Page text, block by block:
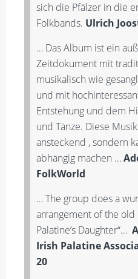
sich die Pfälzer in die
Folkbands. Ulrich
… Das Album ist ein
Zeitdokument mit
musikalisch wie
und mit
Entstehung und dem
und Tänze. Diese
ansteckend , sondern
abhängig machen …
FolkWorld
… The group does a
arrangement of the old
Palatine’s Daughter“…
Irish Palatine
20